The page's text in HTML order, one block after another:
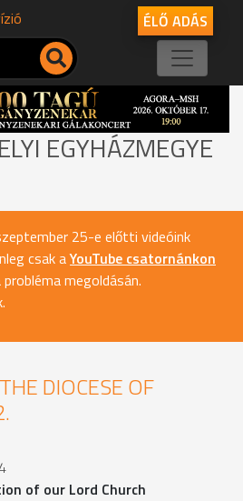
ÉLŐ ADÁS
EGYHÁZMEGYE
25-e előtti videóink
csak aYouTube csatornánkon
megoldásán.
DIOCESE OF
of our Lord Church